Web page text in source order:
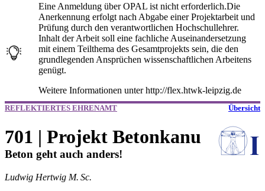
Eine Anmeldung über OPAL ist nicht erforderlich.Die
Anerkennung erfolgt nach Abgabe einer Projektarbeit und
Prüfung durch den verantwortlichen Hochschullehrer.
Inhalt der Arbeit soll eine fachliche Auseinandersetzung
mit einem Teilthema des Gesamtprojekts sein, die den
grundlegenden Ansprüchen wissenschaftlichen Arbeitens
genügt.
Weitere Informationen unter http://flex.htwk-leipzig.de
REFLEKTIERTES EHRENAMT Übersicht
701 | Projekt Betonkanu
Beton geht auch anders!
Ludwig Hertwig M. Sc.